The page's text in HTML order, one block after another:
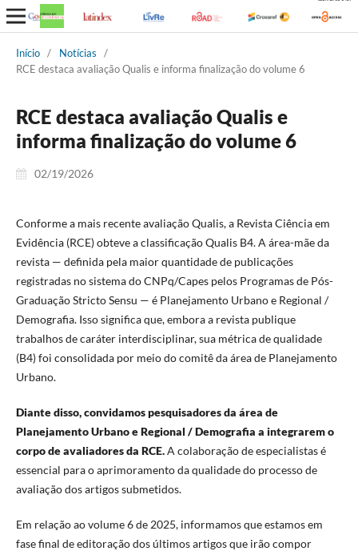
Início / Notícias
/
RCE destaca avaliação Qualis e informa finalização do volume 6
RCE destaca avaliação Qualis e
informa finalização do volume 6
02/19/2026
Conforme a mais recente avaliação Qualis, a Revista Ciência em
Evidência (RCE) obteve a classificação Qualis B4. A área-mãe da
revista — definida pela maior quantidade de publicações
registradas no sistema do CNPq/Capes pelos Programas de Pós-
Graduação Stricto Sensu — é Planejamento Urbano e Regional /
Demografia. Isso significa que, embora a revista publique
trabalhos de caráter interdisciplinar, sua métrica de qualidade
(B4) foi consolidada por meio do comitê da área de Planejamento
Urbano.
Diante disso, convidamos pesquisadores da área de
Planejamento Urbano e Regional / Demografia a integrarem o
corpo de avaliadores da RCE.A colaboração de especialistas é
essencial para o aprimoramento da qualidade do processo de
avaliação dos artigos submetidos.
Em relação ao volume 6 de 2025, informamos que estamos em
fase final de editoração dos últimos artigos que irão compor